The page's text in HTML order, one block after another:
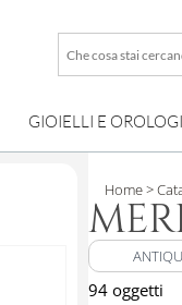
Che
cercando
esattamente
GIOIELLI E OROLOGI
Home>
94 oggetti